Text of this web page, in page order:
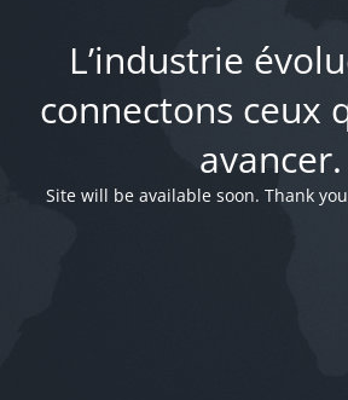
L’industrie
connectons ceux
avancer.
Site will be available soon. Thank